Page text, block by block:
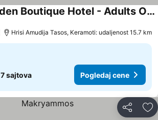
Alexandra Golden Boutique Hotel - Adults Only
Hrisi Amudija Tasos, Keramoti: udaljenost 15.7 km
7 sajtova Pogledaj cene
Deli